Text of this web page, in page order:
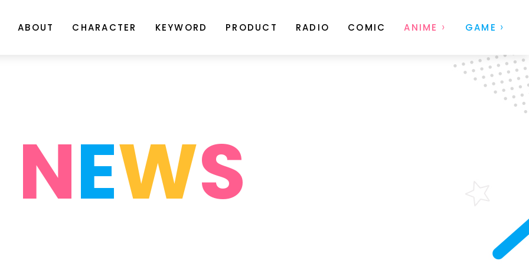
ABOUT CHARACTER KEYWORD PRODUCT RADIO COMIC ANIME GAME
NEWS